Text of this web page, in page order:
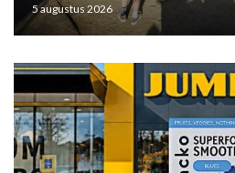
5 augustus 2026